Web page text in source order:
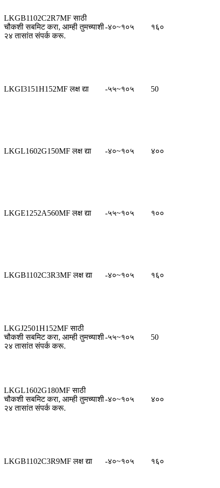
LKGB1102C2R7MF साठी
चौकशी सबमिट करा, आम्ही तुमच्याशी
२४ तासांत संपर्क करू.
-४०~१०५ १६०
LKGI3151H152MF लक्ष द्या -५५~१०५ 50
LKGL1602G150MF लक्ष द्या -४०~१०५ ४००
LKGE1252A560MF लक्ष द्या -५५~१०५ १००
LKGB1102C3R3MF लक्ष द्या -४०~१०५ १६०
LKGJ2501H152MF साठी
चौकशी सबमिट करा, आम्ही तुमच्याशी
२४ तासांत संपर्क करू.
-५५~१०५ 50
LKGL1602G180MF साठी
चौकशी सबमिट करा, आम्ही तुमच्याशी
२४ तासांत संपर्क करू.
-४०~१०५ ४००
LKGB1102C3R9MF लक्ष द्या -४०~१०५ १६०